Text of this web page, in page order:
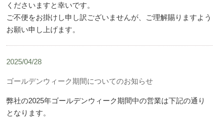
くださいますと幸いです。
ご不便をお掛けし申し訳ございませんが、ご理解賜りますよう
お願い申し上げます。
2025/04/28
ゴールデンウィーク期間についてのお知らせ
弊社の2025年ゴールデンウィーク期間中の営業は下記の通り
となります。